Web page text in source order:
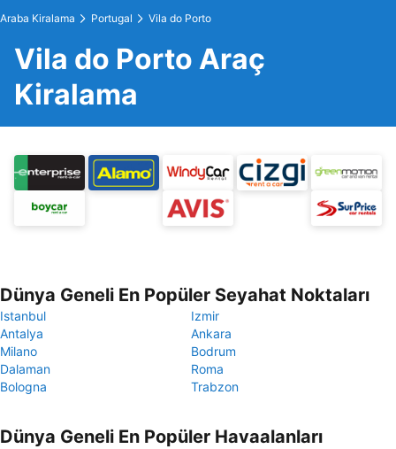
Araba Kiralama Portugal Vila do Porto
Vila do Porto Araç
Kiralama
Dünya Geneli En Popüler Seyahat Noktaları
Istanbul
Izmir
Antalya
Ankara
Milano
Bodrum
Dalaman
Roma
Bologna
Trabzon
Dünya Geneli En Popüler Havaalanları